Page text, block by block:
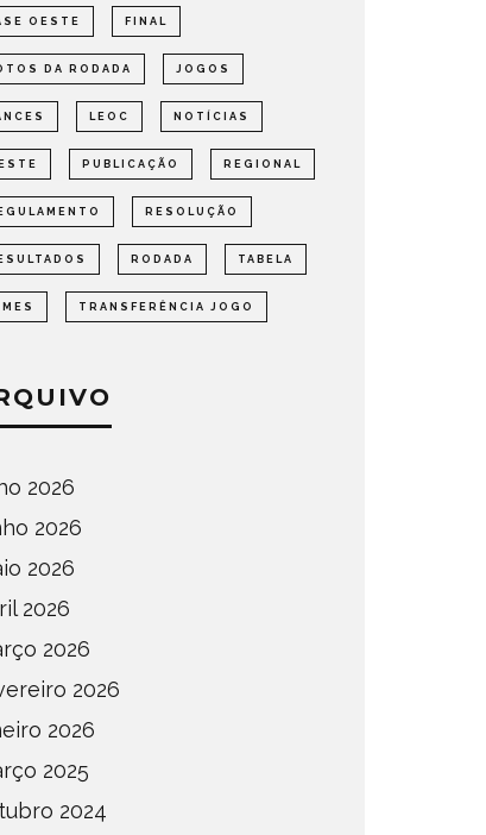
OESTE FINAL
DA RODADA JOGOS
LEOC NOTÍCIAS
PUBLICAÇÃO REGIONAL
RESOLUÇÃO
RODADA TABELA
TRANSFERÊNCIA JOGO
2026
2026
2026
2026
2026
2026
2026
2025
2024